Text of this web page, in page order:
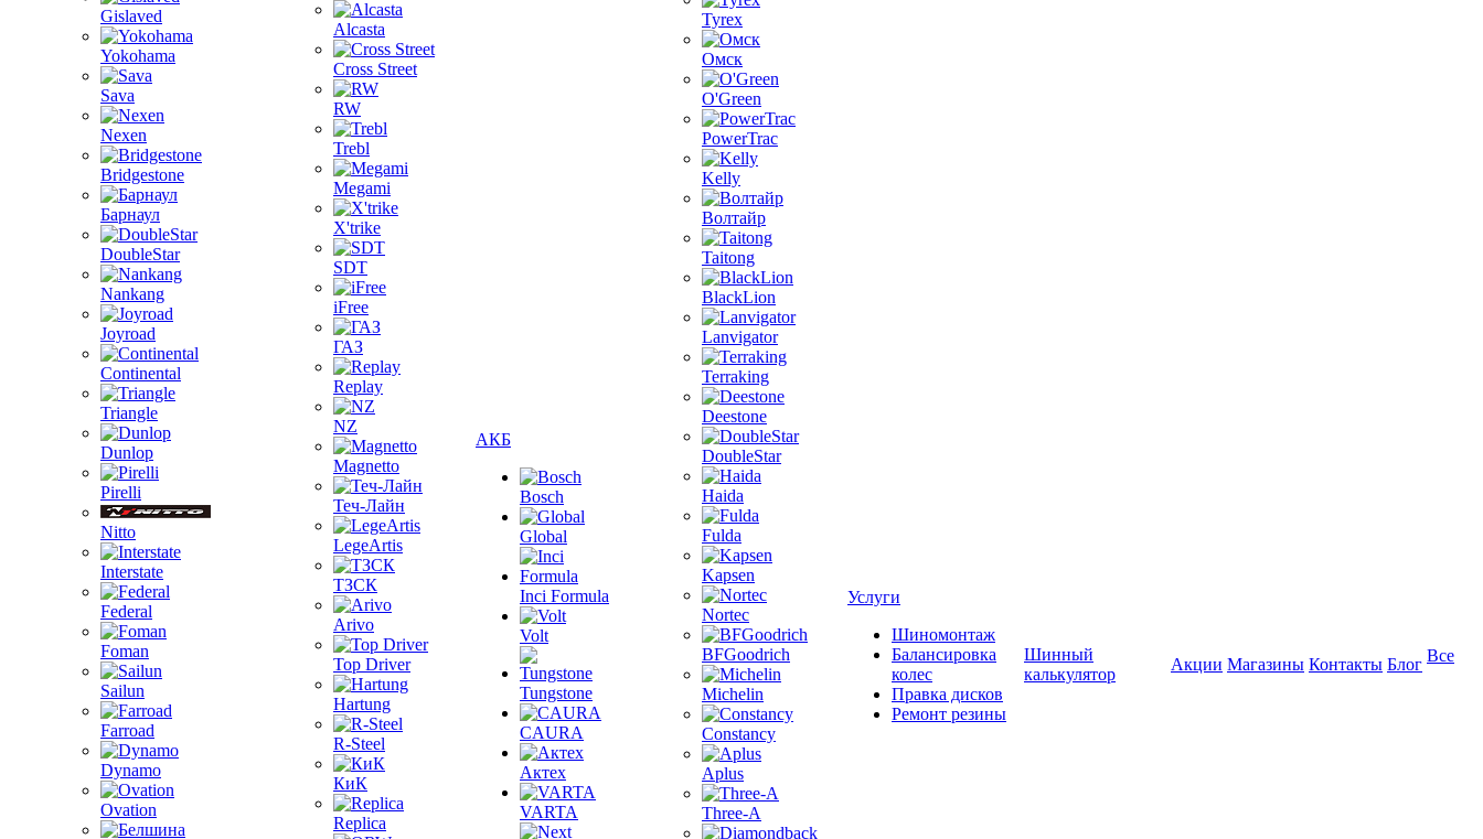
Gislaved
Yokohama
Sava
Nexen
Bridgestone
Барнаул
DoubleStar
Nankang
Joyroad
Continental
Triangle
Dunlop
Pirelli
Nitto
Interstate
Federal
Foman
Sailun
Farroad
Dynamo
Ovation
Alcasta
Cross Street
RW
Trebl
Megami
X'trike
SDT
iFree
ГАЗ
Replay
NZ
Magnetto
Теч-Лайн
LegeArtis
ТЗСК
Arivo
Top Driver
Hartung
R-Steel
КиК
Replica
АКБ
Bosch
Global
Inci Formula
Volt
Tungstone
CAURA
Актех
VARTA
Tyrex
Омск
O'Green
PowerTrac
Kelly
Волтайр
Taitong
BlackLion
Lanvigator
Terraking
Deestone
DoubleStar
Haida
Fulda
Kapsen
Nortec
BFGoodrich
Michelin
Constancy
Aplus
Three-A
Услуги
Шиномонтаж
Балансировка
колес
Правка дисков
Ремонт резины
Шинный
калькулятор
Акции Магазины Контакты Блог Все